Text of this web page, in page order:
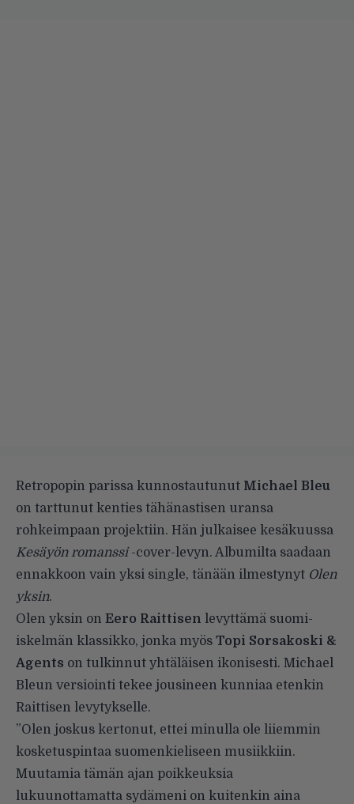
Retropopin parissa kunnostautunut Michael Bleu
on tarttunut kenties tähänastisen uransa
rohkeimpaan projektiin. Hän julkaisee kesäkuussa
Kesäyön romanssi-cover-levyn. Albumilta saadaan
ennakkoon vain yksi single, tänään ilmestynyt Olen
yksin.
Olen yksin on Eero Raittisen
levyttämä suomi-
iskelmän klassikko, jonka myös Topi Sorsakoski &
Agents on tulkinnut yhtäläisen ikonisesti. Michael
Bleun versiointi tekee jousineen kunniaa etenkin
Raittisen levytykselle.
”Olen joskus kertonut, ettei minulla ole liiemmin
kosketuspintaa suomenkieliseen musiikkiin.
Muutamia tämän ajan poikkeuksia
lukuunottamatta sydämeni on kuitenkin aina